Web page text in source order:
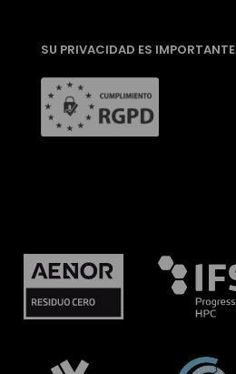
SU PRIVACIDAD ES IMPORTANTE